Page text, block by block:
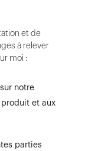
et de
à relever
moi :
notre
et aux
parties